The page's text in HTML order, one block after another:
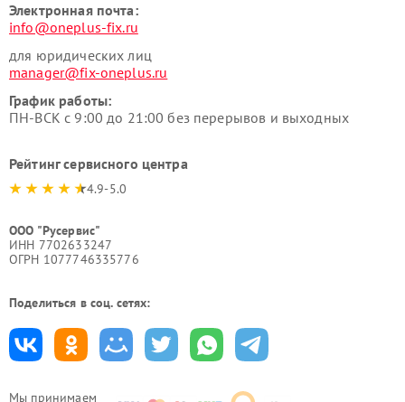
Мы принимаем
Электронная почта:
info@oneplus-fix.ru
для юридических лиц
manager@fix-oneplus.ru
График работы:
ПН-ВСК с 9:00 до 21:00 без перерывов и выходных
Рейтинг сервисного центра
4.9-5.0
ООО "Русервис"
ИНН 7702633247
ОГРН 1077746335776
Поделиться в соц. сетях: